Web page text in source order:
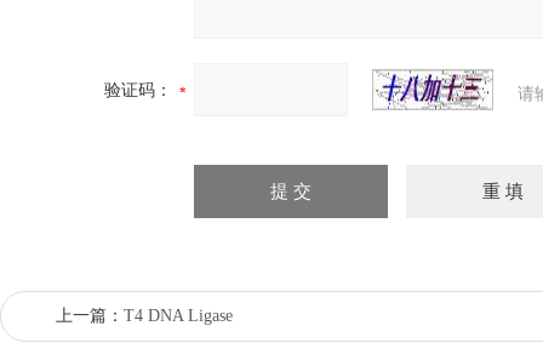
验证码： 请
上一篇： T4 DNA Ligase